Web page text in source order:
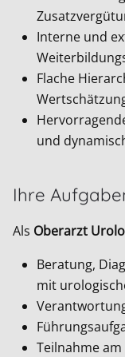
Interne und
Flache
und
Ihre
Als Oberarzt
Beratung,
mit
Teilnahme